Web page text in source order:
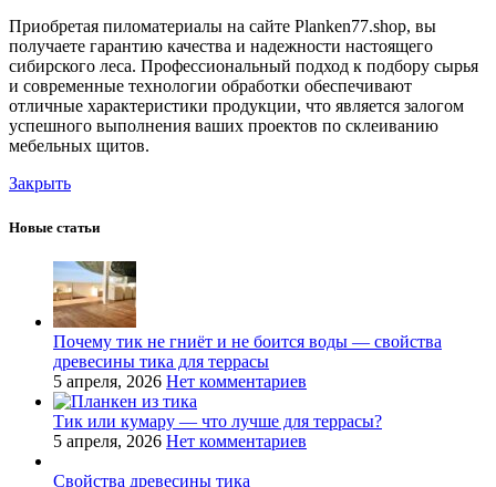
Приобретая пиломатериалы на сайте Planken77.shop, вы
получаете гарантию качества и надежности настоящего
сибирского леса. Профессиональный подход к подбору сырья
и современные технологии обработки обеспечивают
отличные характеристики продукции, что является залогом
успешного выполнения ваших проектов по склеиванию
мебельных щитов.
Закрыть
Новые статьи
Почему тик не гниёт и не боится воды — свойства
древесины тика для террасы
5 апреля, 2026 Нет комментариев
Тик или кумару — что лучше для террасы?
5 апреля, 2026 Нет комментариев
Свойства древесины тика